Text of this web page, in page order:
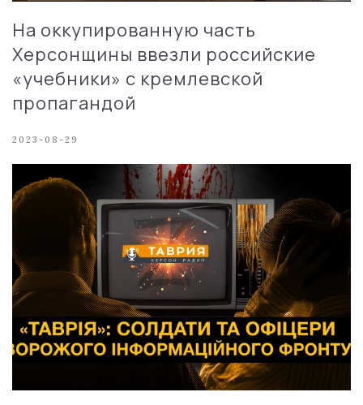
На оккупированную часть
Херсонщины ввезли российские
«учебники» с кремлевской
пропагандой
2023-08-29